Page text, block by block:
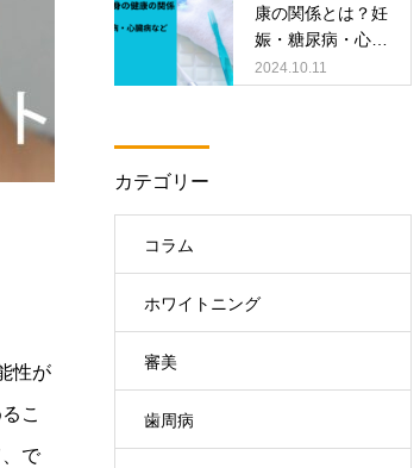
性が
こ
で
康の関係とは？妊
娠・糖尿病・心臓
病などへの影響
2024.10.11
カテゴリー
コラム
ホワイトニング
審美
歯周病